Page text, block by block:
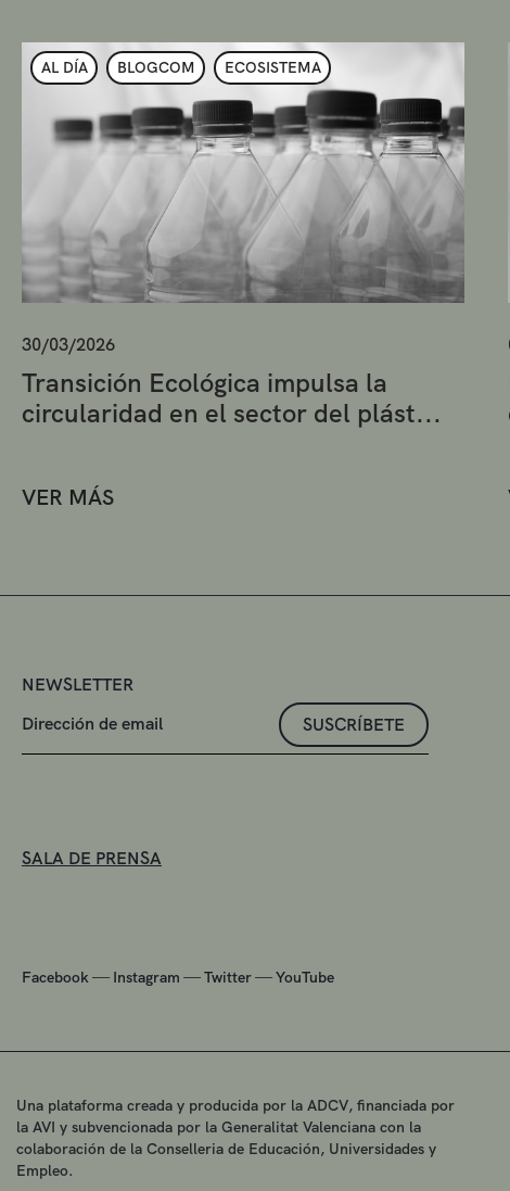
AL DÍA BLOGCOM ECOSISTEMA
30/03/2026
Transición Ecológica impulsa la
circularidad en el sector del plást...
VER MÁS
NEWSLETTER
SUSCRÍBETE
SALA DE PRENSA
Facebook — Instagram —Twitter—YouTube
Una plataforma creada y producida por la ADCV, financiada por
la AVI y subvencionada por la Generalitat Valenciana con la
colaboración de la Conselleria de Educación, Universidades y
Empleo.